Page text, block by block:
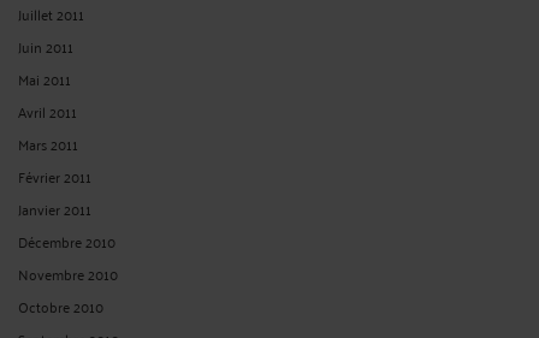
Février 2023
Janvier 2023
Décembre 2022
Novembre 2022
Octobre 2022
Septembre 2022
Août 2022
Juillet 2022
Juin 2022
Mai 2022